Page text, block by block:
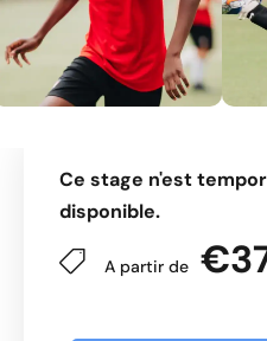
Ce stage n'est
disponible.
A partir de